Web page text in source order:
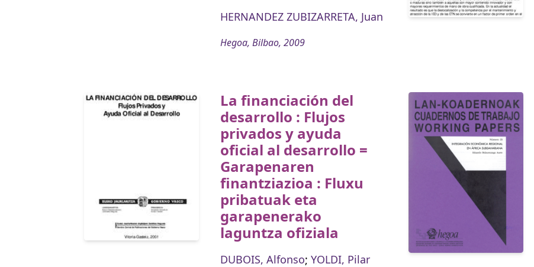
HERNANDEZ ZUBIZARRETA, Juan
Hegoa, Bilbao, 2009
La financiación del
desarrollo : Flujos
privados y ayuda
oficial al desarrollo =
Garapenaren
finantziazioa : Fluxu
pribatuak eta
garapenerako
laguntza ofiziala
DUBOIS, Alfonso; YOLDI, Pilar